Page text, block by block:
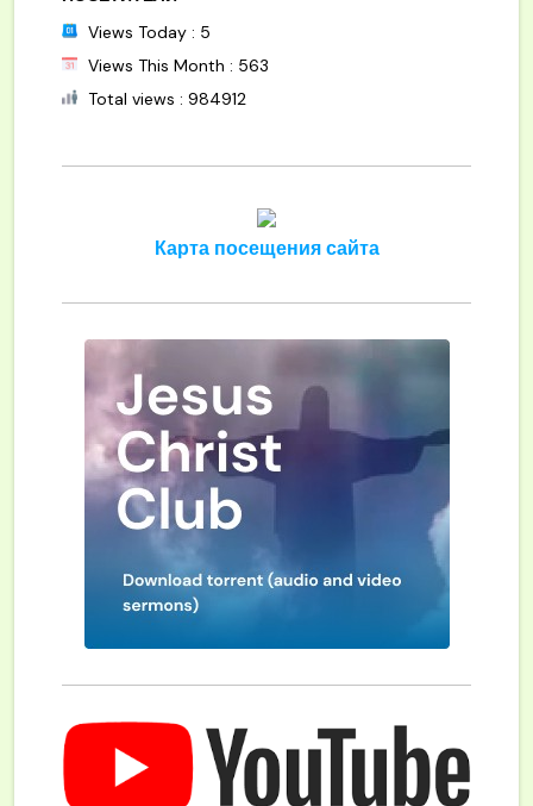
Views Today : 5
Views This Month : 563
Total views : 984912
Карта посещения сайта